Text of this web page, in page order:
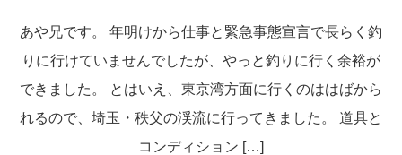
あや兄です。 年明けから仕事と緊急事態宣言で長らく釣
りに行けていませんでしたが、やっと釣りに行く余裕が
できました。 とはいえ、東京湾方面に行くのははばから
れるので、埼玉・秩父の渓流に行ってきました。 道具と
コンディション […]